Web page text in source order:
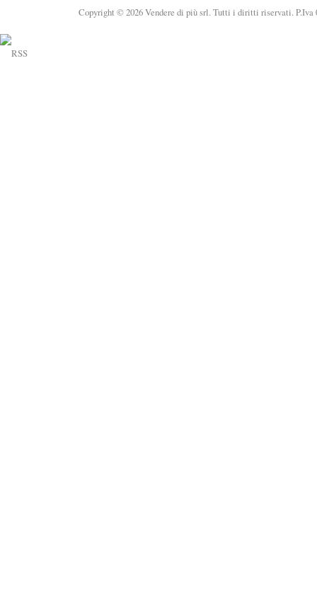
Copyright © 2026 Vendere di più srl. Tutti i diritti riservati. P.Iva